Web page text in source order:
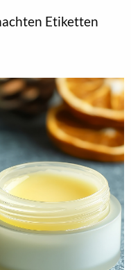
Etiketten